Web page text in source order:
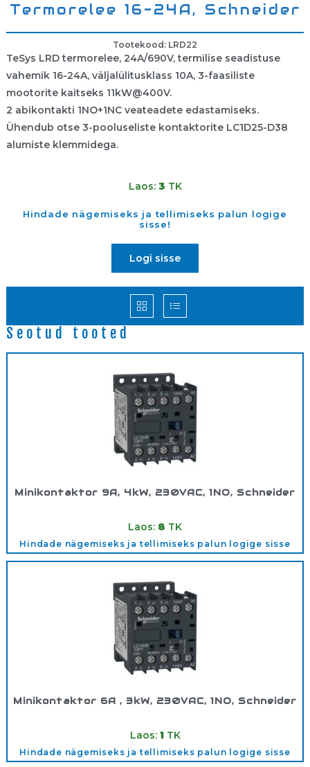
Termorelee 16-24A, Schneider
Tootekood: LRD22
TeSys LRD termorelee, 24A/690V, termilise seadistuse
vahemik 16-24A, väljalülitusklass 10A, 3-faasiliste
mootorite kaitseks 11kW@400V.
2 abikontakti 1NO+1NC veateadete edastamiseks.
Ühendub otse 3-pooluseliste kontaktorite LC1D25-D38
alumiste klemmidega.
Laos: 3 TK
Hindade nägemiseks ja tellimiseks palun logige
sisse!
Logi sisse
Seotud tooted
Minikontaktor 9A, 4kW, 230VAC, 1NO, Schneider
Laos: 8 TK
Hindade nägemiseks ja tellimiseks palun logige sisse
Minikontaktor 6A , 3kW, 230VAC, 1NO, Schneider
Laos: 1TK
Hindade nägemiseks ja tellimiseks palun logige sisse